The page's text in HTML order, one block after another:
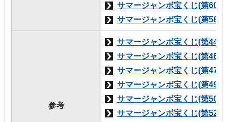
サマージャンボ宝くじ(第607
サマージャンボ宝くじ(第587
参考
サマージャンボ宝くじ(第444
サマージャンボ宝くじ(第461
サマージャンボ宝くじ(第479
サマージャンボ宝くじ(第493
サマージャンボ宝くじ(第509
サマージャンボ宝くじ(第526